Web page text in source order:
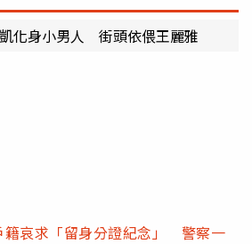
化身小男人 街頭依偎王麗雅
籍哀求「留身分證紀念」 警察一